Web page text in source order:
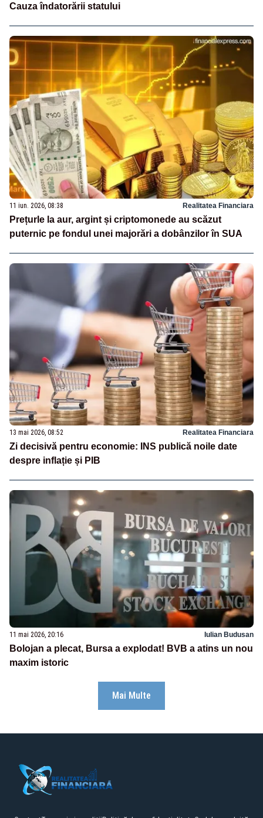
Cauza îndatorării statului
11 iun. 2026, 08:38 Realitatea Financiara
Prețurle la aur, argint și criptomonede au scăzut
puternic pe fondul unei majorări a dobânzilor în SUA
13 mai 2026, 08:52 Realitatea Financiara
Zi decisivă pentru economie: INS publică noile date
despre inflație și PIB
11 mai 2026, 20:16 Iulian Budusan
Bolojan a plecat, Bursa a explodat! BVB a atins un nou
maxim istoric
Mai Multe